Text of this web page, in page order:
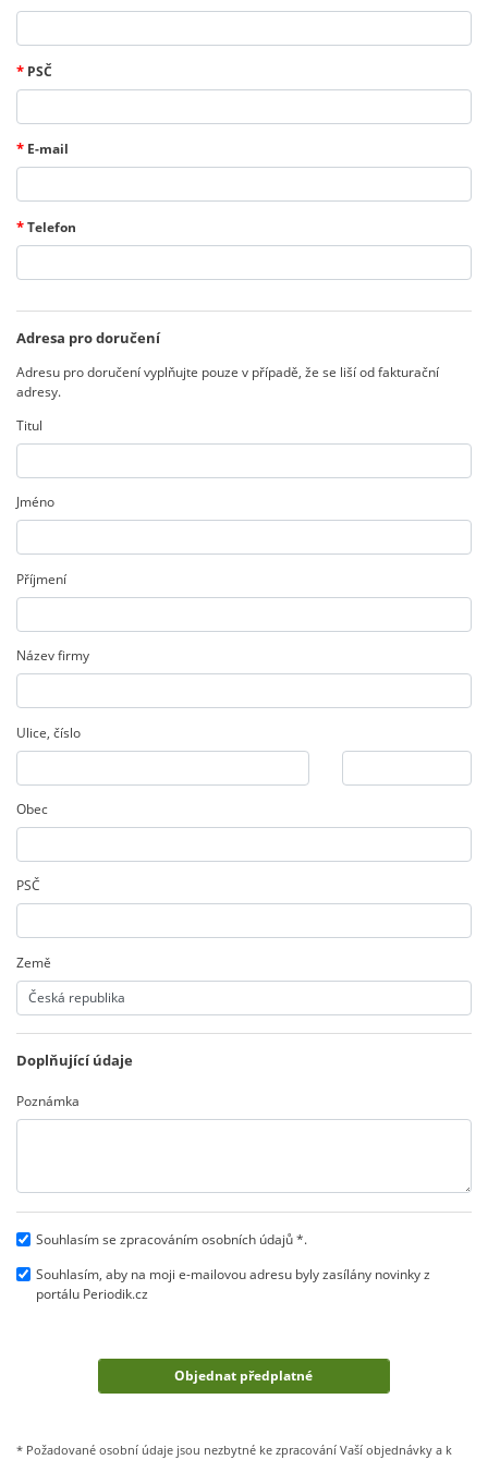
* PSČ
* E-mail
*Telefon
Adresa pro doručení
Adresu pro doručení vyplňujte pouze v případě, že se liší od fakturační
adresy.
Titul
Jméno
Příjmení
Název firmy
Ulice, číslo
Obec
PSČ
Země
Doplňující údaje
Poznámka
Souhlasím se zpracováním osobních údajů *.
Souhlasím, aby na moji e-mailovou adresu byly zasílány novinky z
portálu Periodik.cz
* Požadované osobní údaje jsou nezbytné ke zpracování Vaší objednávky a k